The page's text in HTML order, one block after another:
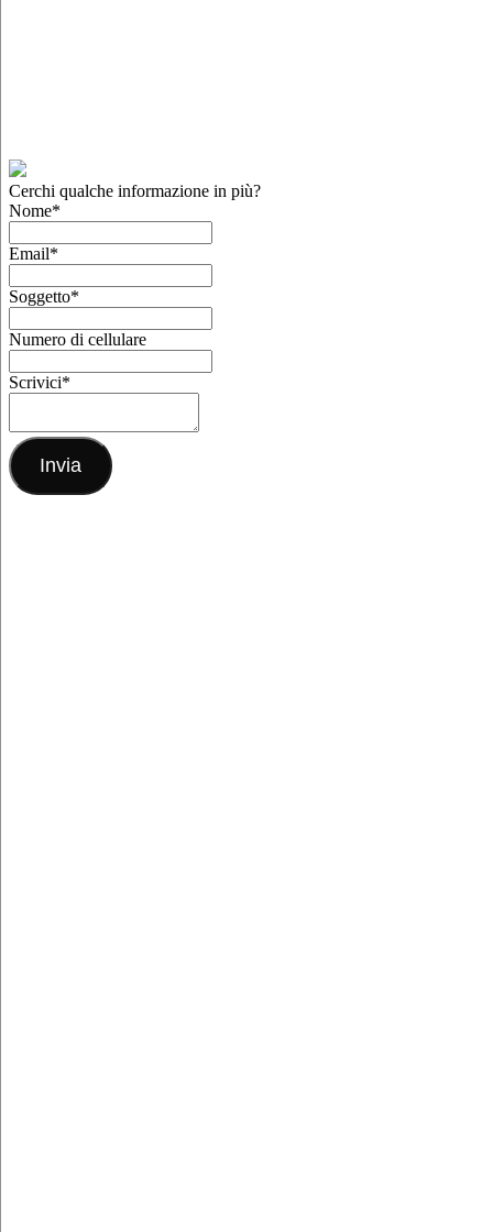
Cerchi qualche informazione in più?
Nome*
Email*
Soggetto*
Numero di cellulare
Scrivici*
Invia